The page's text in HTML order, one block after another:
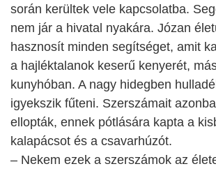
során kerültek vele kapcsolatba.
nem jár a hivatal nyakára. Józan
hasznosít minden segítséget, amit
a hajléktalanok keserű kenyerét,
kunyhóban. A nagy hidegben
igyekszik fűteni. Szerszámait
ellopták, ennek pótlására kapta a
kalapácsot és a csavarhúzót.
– Nekem ezek a szerszámok az